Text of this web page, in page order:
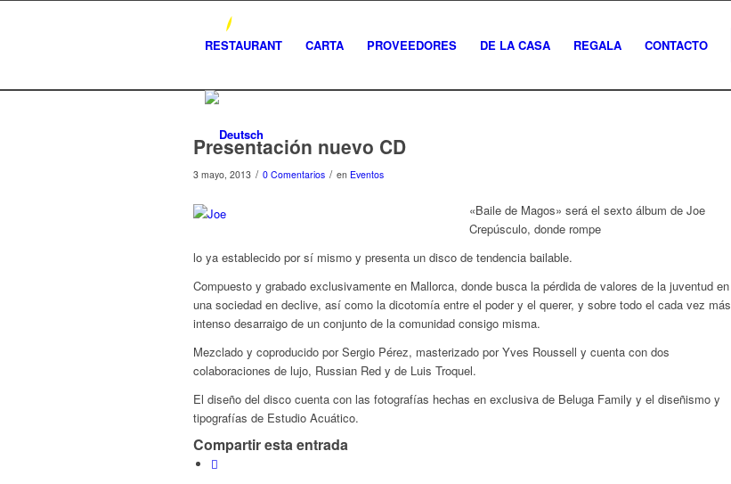
RESTAURANT CARTA PROVEEDORES DE LA CASA REGALA CONTACTO
Presentación nuevo CD
3 mayo, 2013 / 0 Comentarios / en Eventos
«Baile de Magos» será el sexto álbum de Joe
Crepúsculo, donde rompe
lo ya establecido por sí mismo y presenta un disco de tendencia bailable.
Compuesto y grabado exclusivamente en Mallorca, donde busca la pérdida de valores de la juventud en
una sociedad en declive, así como la dicotomía entre el poder y el querer, y sobre todo el cada vez más
intenso desarraigo de un conjunto de la comunidad consigo misma.
Mezclado y coproducido por Sergio Pérez, masterizado por Yves Roussell y cuenta con dos
colaboraciones de lujo, Russian Red y de Luis Troquel.
El diseño del disco cuenta con las fotografías hechas en exclusiva de Beluga Family y el diseñismo y
tipografías de Estudio Acuático.
Compartir esta entrada